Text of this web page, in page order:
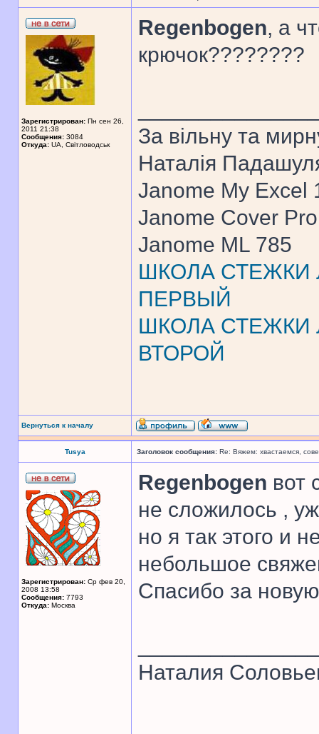
Зарегистрирован: Пн сен 26,
2011 21:38
Сообщения: 3084
Откуда: UA, Свiтловодськ
Regenbogen, а
крючок????????
За вiльну та
Наталiя
Janome My Excel
Janome Cover
Janome ML 785
ШКОЛА СТЕЖКИ
ПЕРВЫЙ
ШКОЛА СТЕЖКИ
ВТОРОЙ
Вернуться к началу
Tusya Заголовок сообщения: Re: Вяжем: хвастаемся,
Зарегистрирован: Ср фев 20,
2008 13:58
Сообщения: 7793
Откуда: Москва
Regenbogen вот
не сложилось ,
но я так этого и
небольшое
Спасибо за
Наталия